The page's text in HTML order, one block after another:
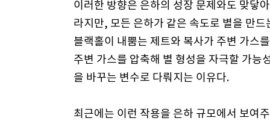
이러한 방향은 은하의 성장 문제와도 맞닿
라지만, 모든 은하가 같은 속도로 별을 만
블랙홀이 내뿜는 제트와 복사가 주변 가스
주변 가스를 압축해 별 형성을 자극할 가능
을 바꾸는 변수로 다뤄지는 이유다.
최근에는 이런 작용을 은하 규모에서 보여